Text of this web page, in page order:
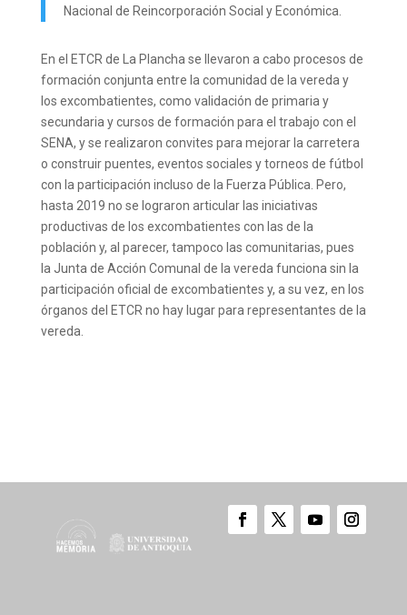
Nacional de Reincorporación Social y Económica.
En el ETCR de La Plancha se llevaron a cabo procesos de
formación conjunta entre la comunidad de la vereda y
los excombatientes, como validación de primaria y
secundaria y cursos de formación para el trabajo con el
SENA, y se realizaron convites para mejorar la carretera
o construir puentes, eventos sociales y torneos de fútbol
con la participación incluso de la Fuerza Pública. Pero,
hasta 2019 no se lograron articular las iniciativas
productivas de los excombatientes con las de la
población y, al parecer, tampoco las comunitarias, pues
la Junta de Acción Comunal de la vereda funciona sin la
participación oficial de excombatientes y, a su vez, en los
órganos del ETCR no hay lugar para representantes de la
vereda.